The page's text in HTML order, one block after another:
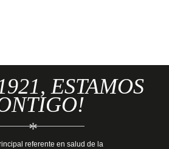
ESTAMOS
*
referente en salud de la